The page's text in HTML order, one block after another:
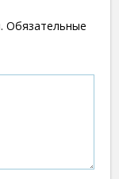
Обязательные